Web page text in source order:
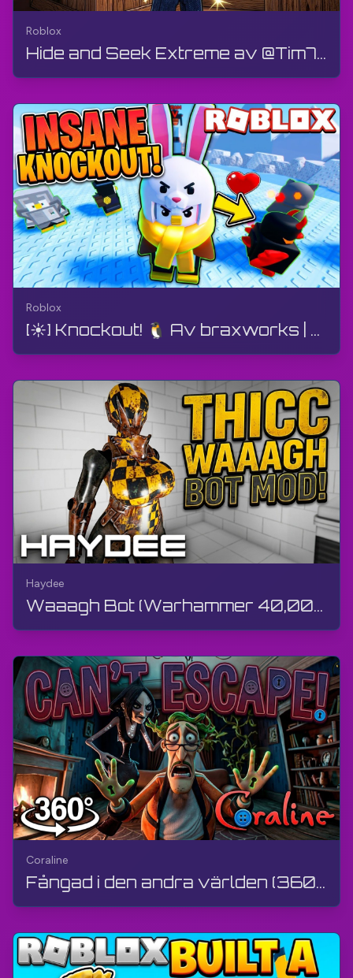
Roblox
Hide and Seek Extreme av @Tim7775 | Roblox | Gameplay, Ingen kommentar, Android
Roblox
[☀️] Knockout! 🐧 Av braxworks | Roblox | Gameplay, utan kommentarer, Android
Haydee
Waaagh Bot (Warhammer 40,000) Outfit Mod av TheGamerBay | Haydee | Kurs i kubval, Hardcore
Coraline
Fångad i den andra världen (360°-video) | Coraline | 360° VR, AI-animering, 4K